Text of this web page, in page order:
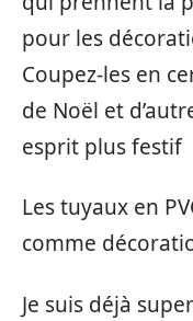
pour les
Coupez-les en
de Noël et
esprit plus festif
Les tuyaux en
comme
Je suis déjà